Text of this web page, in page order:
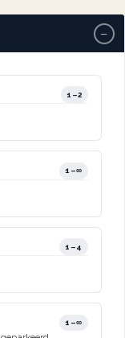
−
1–2
1–∞
1–4
1–∞